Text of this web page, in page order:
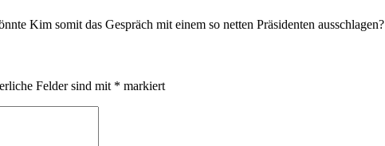
Kim somit das Gespräch mit einem so netten Präsidenten ausschlagen?
Felder sind mit * markiert